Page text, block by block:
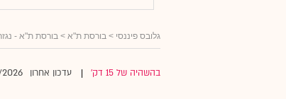
גלובס פיננסי > בורסת ת"א > בורסת ת"א -
בהשהיה של 15 דק' עדכון אחרון